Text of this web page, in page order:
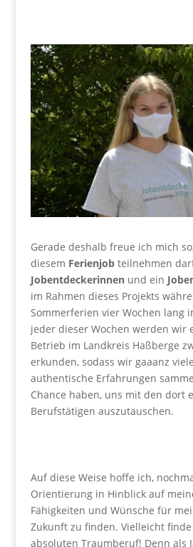
Gerade deshalb freue ich mich
diesem Ferienjobteilnehmen
Jobentdeckerinnenund ein
im Rahmen dieses Projekts
Sommerferien vier Wochen lang
jeder dieser Wochen werden wir
Betrieb im Landkreis Haßberge
erkunden, sodass wir gaaanz
authentische Erfahrungen
Chance haben, uns mit den dort
Berufstätigen auszutauschen.
Auf diese Weise hoffe ich,
Orientierung in Hinblick auf
Fähigkeiten und Wünsche für
Zukunft zu finden. Vielleicht
absoluten Traumberuf! Denn als